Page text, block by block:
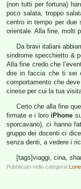
(non tutti per fortuna)
poco salata, troppo
centro in tempo per due
orientale. Alla fine, molti
Da bravi italiani
sindrome specchietto &
Alla fine credo che
dire in faccia che ti sei
comportamento che
cinese per cui la tua
Certo che alla fine
firmate e i loro iPhone
sporcavano), ci hanno
gruppo dei docenti ci
senza denti, a vedere i
[tags]viaggi, cina,
Pubblicato nella categoria